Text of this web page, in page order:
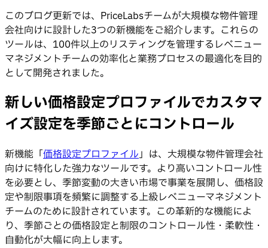
このブログ更新では、PriceLabsチームが大規模な物件管理
会社向けに設計した3つの新機能をご紹介します。これらの
ツールは、100件以上のリスティングを管理するレベニュー
マネジメントチームの効率化と業務プロセスの最適化を目的
として開発されました。
新しい価格設定プロファイルでカスタマ
イズ設定を季節ごとにコントロール
新機能「価格設定プロファイル」は、大規模な物件管理会社
向けに特化した強力なツールです。より高いコントロール性
を必要とし、季節変動の大きい市場で事業を展開し、価格設
定や制限事項を頻繁に調整する上級レベニューマネジメント
チームのために設計されています。この革新的な機能によ
り、季節ごとの価格設定と制限のコントロール性・柔軟性・
自動化が大幅に向上します。